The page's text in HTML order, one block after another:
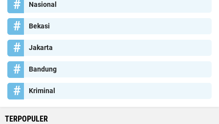
Nasional
Bekasi
Jakarta
Bandung
Kriminal
TERPOPULER